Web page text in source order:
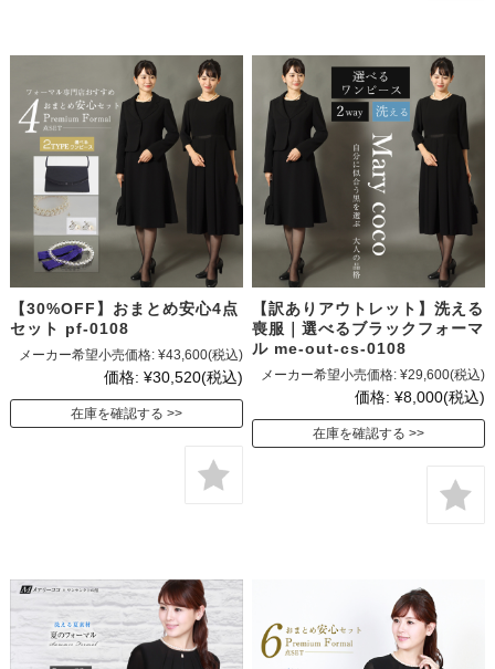
【30%OFF】おまとめ安心4点
セット pf-0108
メーカー希望小売価格: ¥43,600(税込)
価格: ¥30,520(税込)
在庫を確認する
【訳ありアウトレット】洗える
喪服｜選べるブラックフォーマ
ル me-out-cs-0108
メーカー希望小売価格: ¥29,600(税込)
価格: ¥8,000(税込)
在庫を確認する